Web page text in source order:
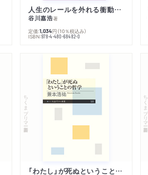
人生のレールを外れる衝動のみつけかた
谷川嘉浩著
定価:1,034円 （10％税込み）
ISBN:978-4-480-68482-0
ちくまプリマー新書
「わたし」が死ぬということの哲学
ちくまプリマー新書